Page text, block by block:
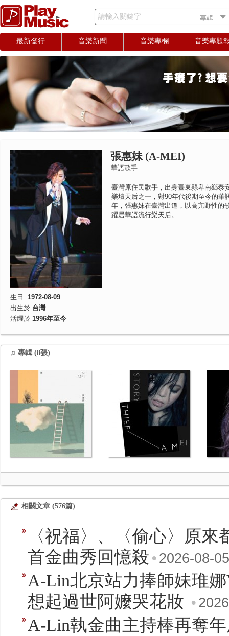
請輸入關鍵字
最新發行 音樂新聞 音樂專欄 音樂專題
生日: 1972-08-09
出生於 台灣
活躍於 1996年至今
張惠妹 (A-MEI)
華語歌手
臺灣原住民歌手，出身臺東縣卑南鄉泰
樂壇天后之一，對90年代後期至今的華
年，張惠妹在臺灣出道，以高亢野性的
躍居華語流行樂天后。
♫ 專輯 (8張)
相關文章 (576篇)
〈祝福〉、〈偷心〉原
首金曲秀回憶殺 • 2026-08-05
A-Lin北京站力捧師妹琟
想起過世阿嬤哭花妝 •
A-Lin執金曲主持棒再奪